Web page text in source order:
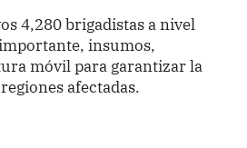
4,280 brigadistas a nivel
insumos,
móvil para garantizar la
afectadas.